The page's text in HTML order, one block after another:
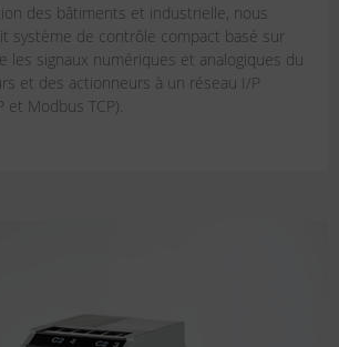
des bâtiments et industrielle, nous
système de contrôle compact basé sur
les signaux numériques et analogiques du
et des actionneurs à un réseau I/P
et Modbus TCP).